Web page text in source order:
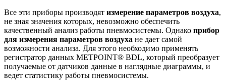
Все эти приборы производят измерение параметров воздуха,
не зная значения которых, невозможно обеспечить
качественный анализ работы пневмосистемы. Однако прибор
для измерения параметров воздуха не дает самой
возможности анализа. Для этого необходимо применять
регистратор данных METPOINT® BDL, который преобразует
получаемые от датчиков данные в наглядные диаграммы, и
ведет статистику работы пневмосистемы.